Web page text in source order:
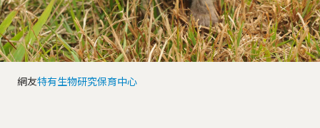
網友特有生物研究保育中心